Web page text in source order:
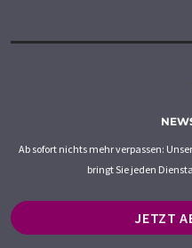
Ab sofort nichts mehr verpassen:
bringt Sie jeden
JETZT